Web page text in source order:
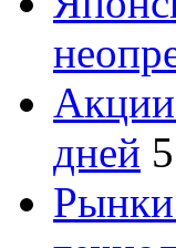
Акции
дней
Рынки